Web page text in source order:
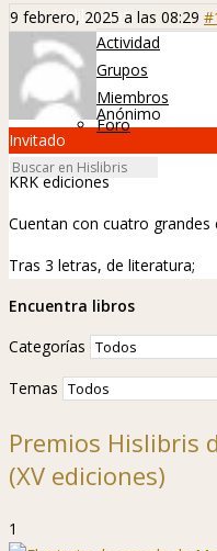
Hislibreños
Actividad
Grupos
Miembros
Foro
9 febrero, 2025 a las 08:29
Anónimo
Invitado
KRK ediciones
Cuentan con cuatro grandes
Tras 3 letras, de literatura;
Encuentra libros
Categorías
Temas
Premios Hislibris
(XV ediciones)
1